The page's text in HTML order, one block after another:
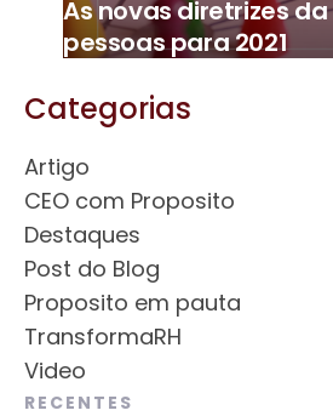
As novas diretrizes
pessoas para 2021
Categorias
Artigo
CEO com Proposito
Destaques
Post do Blog
Proposito em pauta
TransformaRH
Video
RECENTES